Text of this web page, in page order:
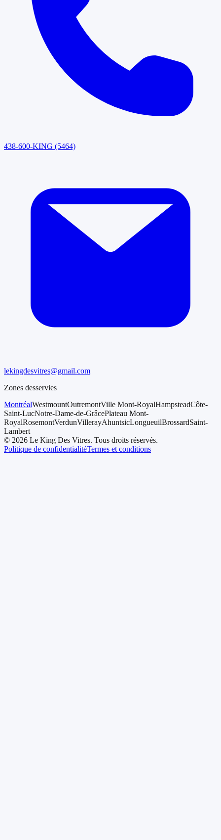
438-600-KING (5464)
lekingdesvitres@gmail.com
Zones desservies
MontréalWestmountOutremontVille Mont-RoyalHampsteadCôte-
Saint-LucNotre-Dame-de-GrâcePlateau Mont-
RoyalRosemontVerdunVillerayAhuntsicLongueuilBrossardSaint-
Lambert
© 2026 Le King Des Vitres. Tous droits réservés.
Politique de confidentialitéTermes et conditions